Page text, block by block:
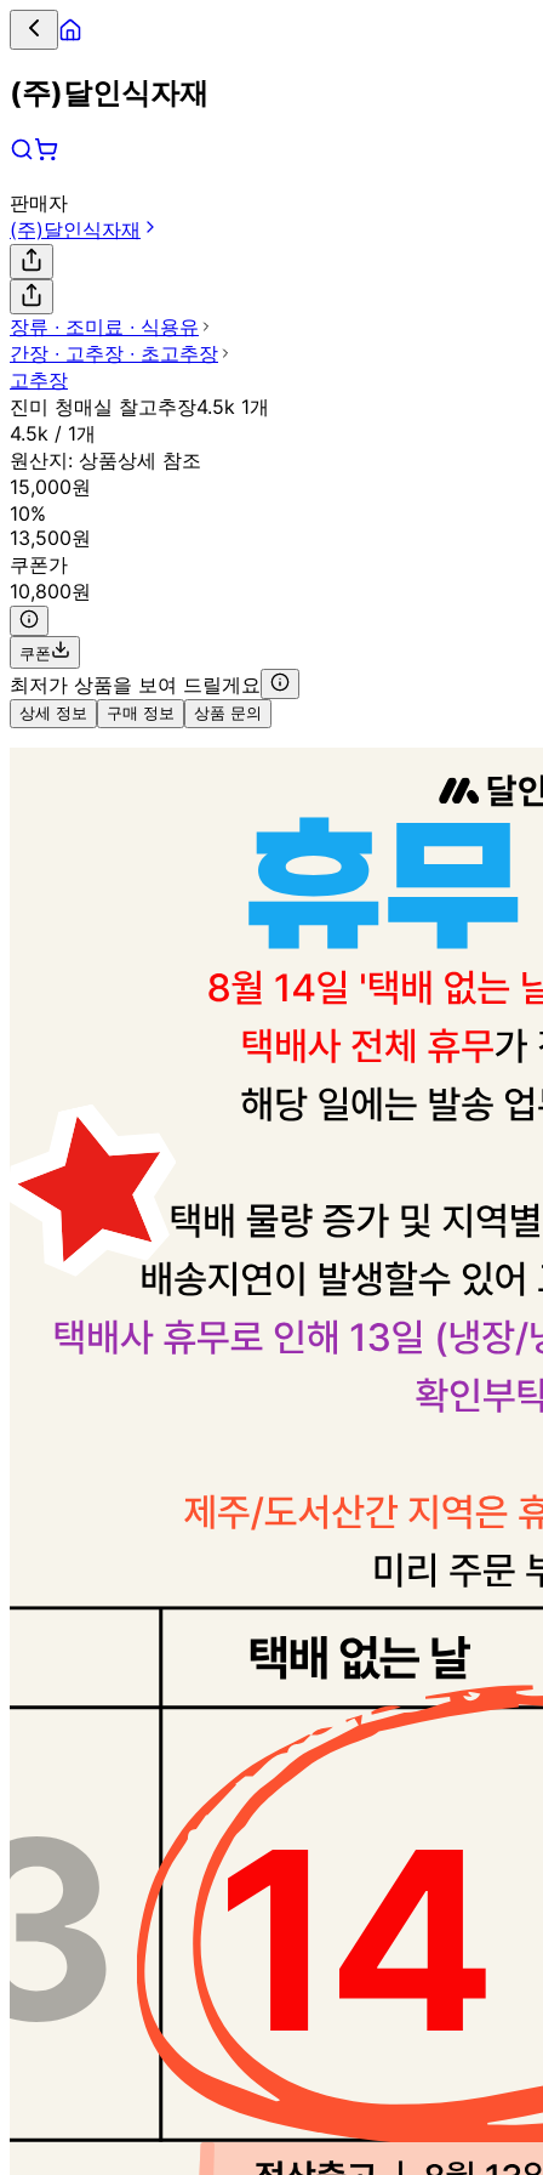
(주)달인식자재
판매자
(주)달인식자재
장류 ∙ 조미료 ∙ 식용유
간장 ∙ 고추장 ∙ 초고추장
고추장
진미 청매실 찰고추장4.5k 1개
4.5k / 1개
원산지: 상품상세 참조
15,000원
10%
13,500원
쿠폰가
10,800원
쿠폰
최저가 상품을 보여 드릴게요
상세 정보 구매 정보 상품 문의